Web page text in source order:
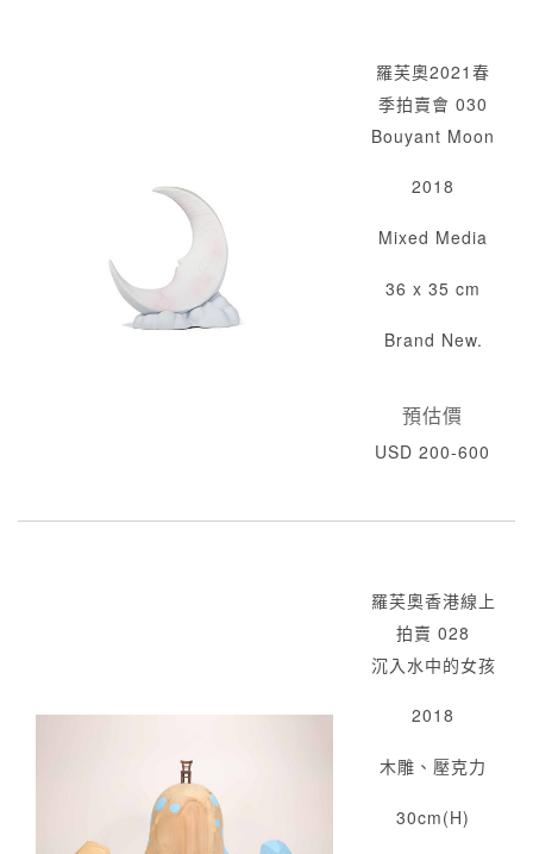
羅芙奧2021春
季拍賣會 030
Bouyant Moon
2018
Mixed Media
36 x 35 cm
Brand New.
預估價
USD 200-600
羅芙奧香港線上
拍賣 028
沉入水中的女孩
2018
木雕、壓克力
30cm(H)